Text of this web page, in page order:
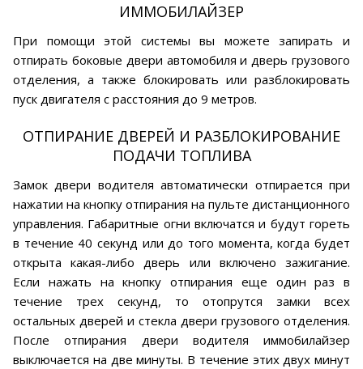
ИММОБИЛАЙЗЕР
При помощи этой системы вы можете запирать и
отпирать боковые двери автомобиля и дверь грузового
отделения, а также блокировать или разблокировать
пуск двигателя с расстояния до 9 метров.
ОТПИРАНИЕ ДВЕРЕЙ И РАЗБЛОКИРОВАНИЕ
ПОДАЧИ ТОПЛИВА
Замок двери водителя автоматически отпирается при
нажатии на кнопку отпирания на пульте дистанционного
управления. Габаритные огни включатся и будут гореть
в течение 40 секунд или до того момента, когда будет
открыта какая-либо дверь или включено зажигание.
Если нажать на кнопку отпирания еще один раз в
течение трех секунд, то отопрутся замки всех
остальных дверей и стекла двери грузового отделения.
После отпирания двери водителя иммобилайзер
выключается на две минуты. В течение этих двух минут